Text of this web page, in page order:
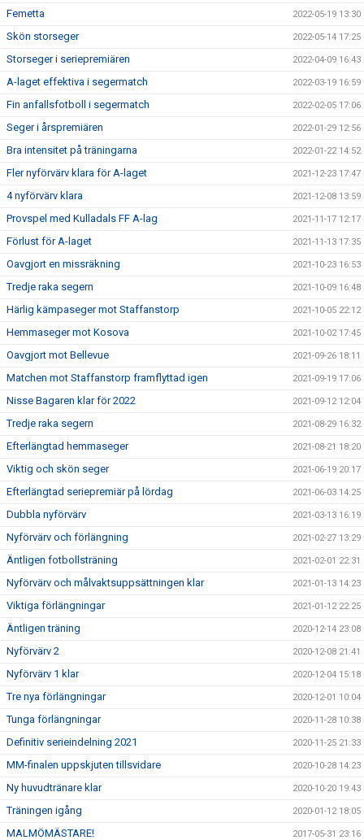
Femetta 2022-05-19 13:30
Skön storseger 2022-05-14 17:25
Storseger i seriepremiären 2022-04-09 16:43
A-laget effektiva i segermatch 2022-03-19 16:59
Fin anfallsfotboll i segermatch 2022-02-05 17:06
Seger i årspremiären 2022-01-29 12:56
Bra intensitet på träningarna 2022-01-22 14:52
Fler nyförvärv klara för A-laget 2021-12-23 17:47
4 nyförvärv klara 2021-12-08 13:59
Provspel med Kulladals FF A-lag 2021-11-17 12:17
Förlust för A-laget 2021-11-13 17:35
Oavgjort en missräkning 2021-10-23 16:53
Tredje raka segern 2021-10-09 16:48
Härlig kämpaseger mot Staffanstorp 2021-10-05 22:12
Hemmaseger mot Kosova 2021-10-02 17:45
Oavgjort mot Bellevue 2021-09-26 18:11
Matchen mot Staffanstorp framflyttad igen 2021-09-19 17:06
Nisse Bagaren klar för 2022 2021-09-12 12:04
Tredje raka segern 2021-08-29 16:32
Efterlängtad hemmaseger 2021-08-21 18:20
Viktig och skön seger 2021-06-19 20:17
Efterlängtad seriepremiär på lördag 2021-06-03 14:25
Dubbla nyförvärv 2021-03-13 16:19
Nyförvärv och förlängning 2021-02-27 13:29
Äntligen fotbollsträning 2021-02-01 22:31
Nyförvärv och målvaktsuppsättningen klar 2021-01-13 14:23
Viktiga förlängningar 2021-01-12 22:25
Äntligen träning 2020-12-14 23:08
Nyförvärv 2 2020-12-08 21:41
Nyförvärv 1 klar 2020-12-04 15:18
Tre nya förlängningar 2020-12-01 10:04
Tunga förlängningar 2020-11-28 10:38
Definitiv serieindelning 2021 2020-11-25 21:33
MM-finalen uppskjuten tillsvidare 2020-10-28 14:23
Ny huvudtränare klar 2020-10-20 19:43
Träningen igång 2020-01-12 18:05
MALMÖMÄSTARE! 2017-05-31 23:16